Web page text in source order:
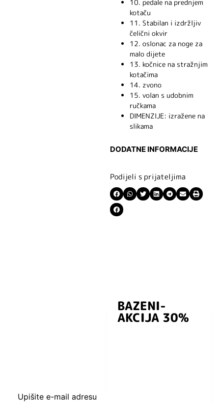
10. pedale na prednjem
kotaču
11. Stabilan i izdržljiv
čelični okvir
12. oslonac za noge za
malo dijete
13. kočnice na stražnjim
kotačima
14. zvono
15. volan s udobnim
ručkama
DIMENZIJE: izražene na
slikama
DODATNE INFORMACIJE
Podijeli s prijateljima
Upišite e-mail adresu
BAZENI-
AKCIJA 30%